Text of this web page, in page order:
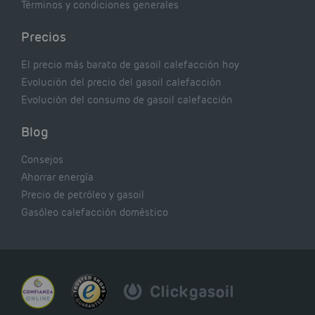
Términos y condiciones generales
Precios
El precio más barato de gasoil calefacción hoy
Evolución del precio del gasoil calefacción
Evolución del consumo de gasoil calefacción
Blog
Consejos
Ahorrar energía
Precio de petróleo y gasoil
Gasóleo calefacción doméstico